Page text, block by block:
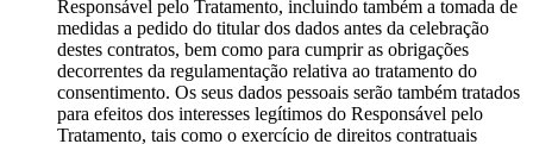
Responsável pelo Tratamento, incluindo também a tomada de
medidas a pedido do titular dos dados antes da celebração
destes contratos, bem como para cumprir as obrigações
decorrentes da regulamentação relativa ao tratamento do
consentimento. Os seus dados pessoais serão também tratados
para efeitos dos interesses legítimos do Responsável pelo
Tratamento, tais como o exercício de direitos contratuais